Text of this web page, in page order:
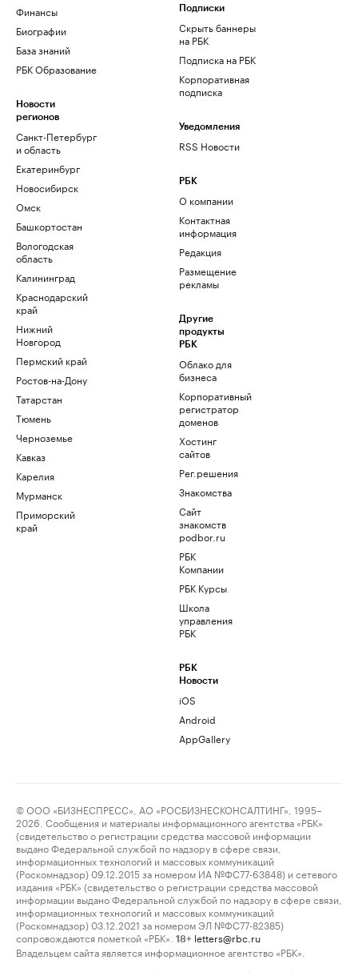
Финансы
Биографии
База знаний
РБК Образование
Новости
регионов
Санкт-Петербург
и область
Екатеринбург
Новосибирск
Омск
Башкортостан
Вологодская
область
Калининград
Краснодарский
край
Нижний
Новгород
Пермский край
Ростов-на-Дону
Татарстан
Тюмень
Черноземье
Кавказ
Карелия
Мурманск
Приморский
край
Подписки
Скрыть баннеры
на РБК
Подписка на РБК
Корпоративная
подписка
Уведомления
RSS Новости
РБК
О компании
Контактная
информация
Редакция
Размещение
рекламы
Другие
продукты
РБК
Облако для
бизнеса
Корпоративный
регистратор
доменов
Хостинг
сайтов
Рег.решения
Знакомства
Сайт
знакомств
podbor.ru
РБК
Компании
РБК Курсы
Школа
управления
РБК
РБК
Новости
iOS
Android
AppGallery
© ООО «БИЗНЕСПРЕСС», АО «РОСБИЗНЕСКОНСАЛТИНГ», 1995–
2026. Сообщения и материалы информационного агентства «РБК»
(свидетельство о регистрации средства массовой информации
выдано Федеральной службой по надзору в сфере связи,
информационных технологий и массовых коммуникаций
(Роскомнадзор) 09.12.2015 за номером ИА №ФС77-63848) и сетевого
издания «РБК» (свидетельство о регистрации средства массовой
информации выдано Федеральной службой по надзору в сфере связи,
информационных технологий и массовых коммуникаций
(Роскомнадзор) 03.12.2021 за номером ЭЛ №ФС77-82385)
сопровождаются пометкой «РБК».
18+ letters@rbc.ru
Владельцем сайта является информационное агентство «РБК».